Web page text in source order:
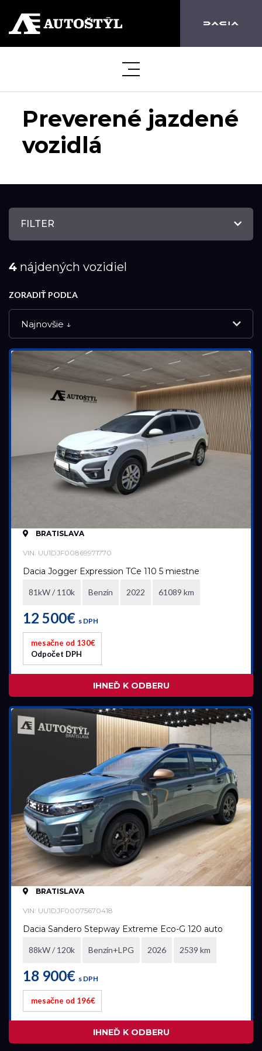
Preverené jazdené
vozidlá
FILTER
4 nájdených vozidiel
ZORADIŤ PODĽA
Najnovšie ↓
NOVÉ VOZIDLÁ
DEMO VOZIDLÁ
PREVERENÉ JAZDENÉ VOZIDLÁ
VÝPREDAJ
Ford
Model
Akciová ponuka
Palivo
Diesel
Elektromobil
Hybrid
Mild hybrid benzín
Mild hybrid diesel
Plugin hybrid
Prevodovka
Automatická – bezstupňová
Manuálna
Najazdené kilometre
BRATISLAVA
VIN: UU1DJF00869971770
Dacia Jogger Expression TCe 110 5 miestne
81kW / 110k Benzín 2022 61089 km
12 500€ s DPH
mesačne od 130€
Odpočet DPH
IHNEĎ K ODBERU
BRATISLAVA
VIN: UU1DJF00075670418
Dacia Sandero Stepway Extreme Eco-G 120 auto
88kW / 120k Benzín+LPG 2026 2539 km
18 900€ s DPH
mesačne od 196€
IHNEĎ K ODBERU